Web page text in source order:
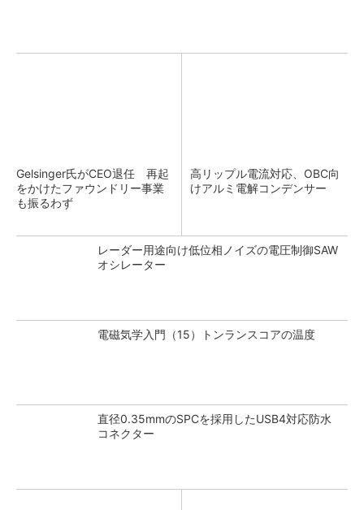
Gelsinger氏がCEO退任 再起
をかけたファウンドリー事業
も振るわず
高リップル電流対応、OBC向
けアルミ電解コンデンサー
レーダー用途向け低位相ノイズの電圧制御SAW
オシレーター
電磁気学入門（15）トンランスコアの温度
直径0.35mmのSPCを採用したUSB4対応防水
コネクター